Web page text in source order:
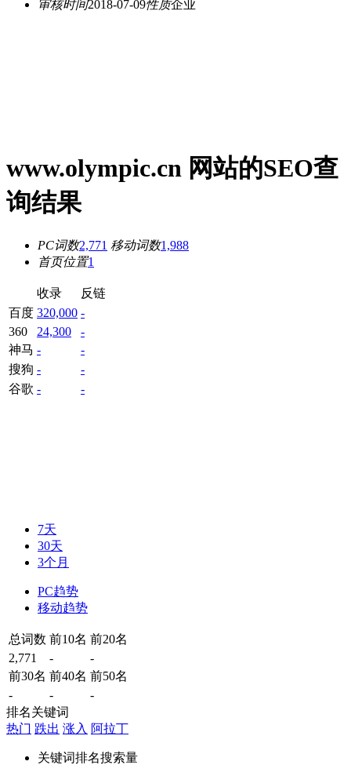
审核时间2018-07-09性质企业
www.olympic.cn 网站的SEO查
询结果
PC词数2,771 移动词数1,988
首页位置1
收录
反链
百度 320,000 -
360
24,300
-
神马 -
-
搜狗 -
-
谷歌 - -
7天
30天
3个月
PC趋势
移动趋势
总词数 前10名 前20名
2,771
-
-
前30名 前40名 前50名
-
-
-
排名关键词
热门 跌出 涨入 阿拉丁
关键词排名搜索量